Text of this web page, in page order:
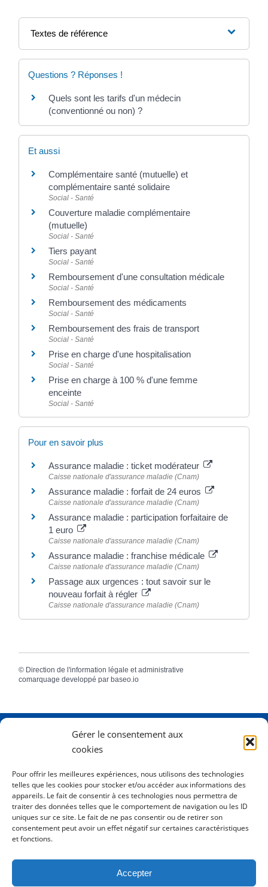
Gérer le consentement aux
cookies
Pour offrir les meilleures expériences, nous utilisons des technologies
telles que les cookies pour stocker et/ou accéder aux informations des
appareils. Le fait de consentir à ces technologies nous permettra de
traiter des données telles que le comportement de navigation ou les ID
uniques sur ce site. Le fait de ne pas consentir ou de retirer son
consentement peut avoir un effet négatif sur certaines caractéristiques
et fonctions.
Accepter
Textes de référence
Questions ? Réponses !
Quels sont les tarifs d'un médecin
(conventionné ou non) ?
Et aussi
Complémentaire santé (mutuelle) et
complémentaire santé solidaire
Social - Santé
Couverture maladie complémentaire
(mutuelle)
Social - Santé
Tiers payant
Social - Santé
Remboursement d'une consultation médicale
Social - Santé
Remboursement des médicaments
Social - Santé
Remboursement des frais de transport
Social - Santé
Prise en charge d'une hospitalisation
Social - Santé
Prise en charge à 100 % d'une femme
enceinte
Social - Santé
Pour en savoir plus
Assurance maladie : ticket modérateur
Caisse nationale d'assurance maladie (Cnam)
Assurance maladie : forfait de 24 euros
Caisse nationale d'assurance maladie (Cnam)
Assurance maladie : participation forfaitaire de
1 euro
Caisse nationale d'assurance maladie (Cnam)
Assurance maladie : franchise médicale
Caisse nationale d'assurance maladie (Cnam)
Passage aux urgences : tout savoir sur le
nouveau forfait à régler
Caisse nationale d'assurance maladie (Cnam)
© Direction de l'information légale et administrative
comarquage developpé par baseo.io
2 Rue Dame Pernette
Horaires
Lundi de 8h15 à 12h
Mardi de 8h15 à 12h
Mercredi 8h15 à 12h
Jeudi de 8h15 à 12h - 16h à 18h00
Tél.